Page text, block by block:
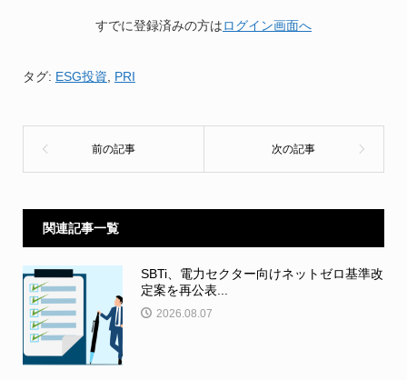
すでに登録済みの方はログイン画面へ
タグ: ESG投資 PRI
関連記事一覧
SBTi、電力セクター向けネットゼロ基準改
定案を再公表...
2026.08.07